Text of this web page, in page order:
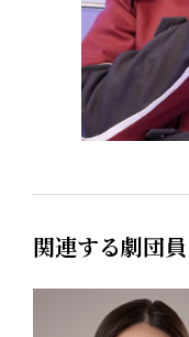
関連する劇団員